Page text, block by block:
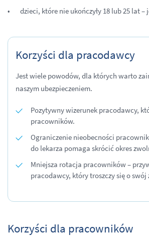
dzieci, które nie ukończyły 18 lub 25 lat –
Korzyści dla pracodawcy
Jest wiele powodów, dla których warto
naszym ubezpieczeniem.
Pozytywny wizerunek pracodawcy,
pracowników.
Ograniczenie nieobecności
do lekarza pomaga skrócić okres
Mniejsza rotacja pracowników –
pracodawcy, który troszczy się o swój
Korzyści dla pracowników